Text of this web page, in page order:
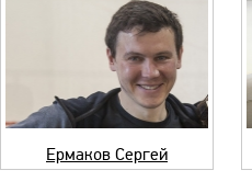
Ермаков Сергей